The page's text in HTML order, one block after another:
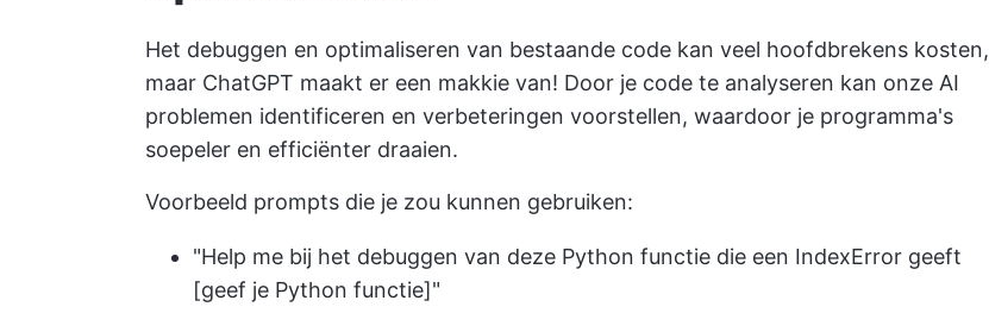
Het debuggen en optimaliseren van bestaande code kan veel hoofdbrekens kosten,
maar ChatGPT maakt er een makkie van! Door je code te analyseren kan onze AI
problemen identificeren en verbeteringen voorstellen, waardoor je programma's
soepeler en efficiënter draaien.
Voorbeeld prompts die je zou kunnen gebruiken:
"Help me bij het debuggen van deze Python functie die een IndexError geeft
[geef je Python functie]"